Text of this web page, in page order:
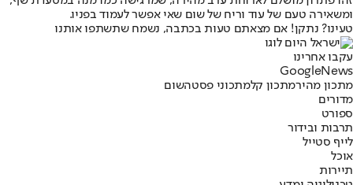
ומשאירה טעם של עוד וריח של שום שאי אפשר לעמוד בפניו.
טעינו? נתקן! אם מצאתם טעות בכתבה, נשמח שתשתפו אותנו
עקבו אחרינו
Googl eNews
מתכון מהירמתכון קלמתכוני פסטהשום
מדורים
ספורט
תרבות ובידור
לייף סטייל
אוכל
תיירות